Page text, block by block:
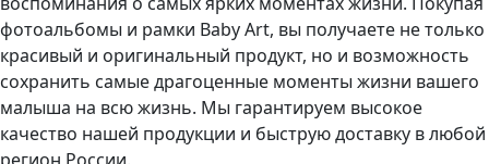
фотоальбомы и рамки Baby Art, вы получаете не только
красивый и оригинальный продукт, но и возможность
сохранить самые драгоценные моменты жизни вашего
малыша на всю жизнь. Мы гарантируем высокое
качество нашей продукции и быструю доставку в любой